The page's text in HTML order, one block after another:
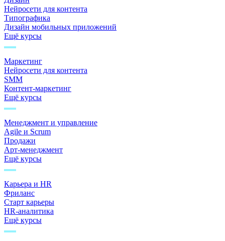
Нейросети для контента
Типографика
Дизайн мобильных приложений
Ещё курсы
Маркетинг
Нейросети для контента
SMM
Контент-маркетинг
Ещё курсы
Менеджмент и управление
Agile и Scrum
Продажи
Арт-менеджмент
Ещё курсы
Карьера и HR
Фриланс
Старт карьеры
HR-аналитика
Ещё курсы